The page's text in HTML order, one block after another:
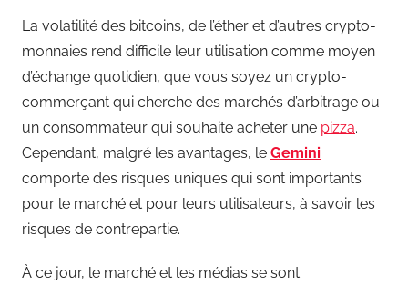
La volatilité des bitcoins, de l’éther et d’autres crypto-
monnaies rend difficile leur utilisation comme moyen
d’échange quotidien, que vous soyez un crypto-
commerçant qui cherche des marchés d’arbitrage ou
un consommateur qui souhaite acheter une pizza.
Cependant, malgré les avantages, le Gemini
comporte des risques uniques qui sont importants
pour le marché et pour leurs utilisateurs, à savoir les
risques de contrepartie.
À ce jour, le marché et les médias se sont